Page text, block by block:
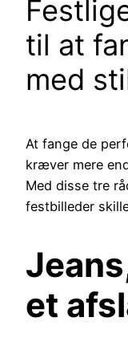
til at
med
At fange de
kræver mere
Med disse tre
festbilleder
et